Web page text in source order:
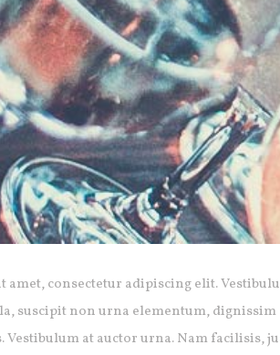
amet, consectetur adipiscing elit.
suscipit non urna elementum,
at auctor urna. Nam facilisis,